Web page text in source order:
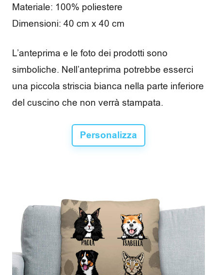
Materiale: 100% poliestere
Dimensioni: 40 cm x 40 cm
L’anteprima e le foto dei prodotti sono
simboliche. Nell’anteprima potrebbe esserci
una piccola striscia bianca nella parte inferiore
del cuscino che non verrà stampata.
Personalizza